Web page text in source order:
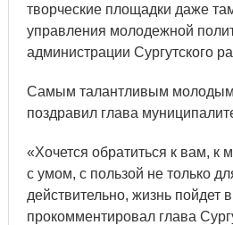
творческие площадки даже
управления молодежной
администрации Сургутского
Самым талантливым молодым
поздравил глава
«Хочется обратиться к вам, к
с умом, с пользой не только
действительно, жизнь пойдет
прокомментировал глава